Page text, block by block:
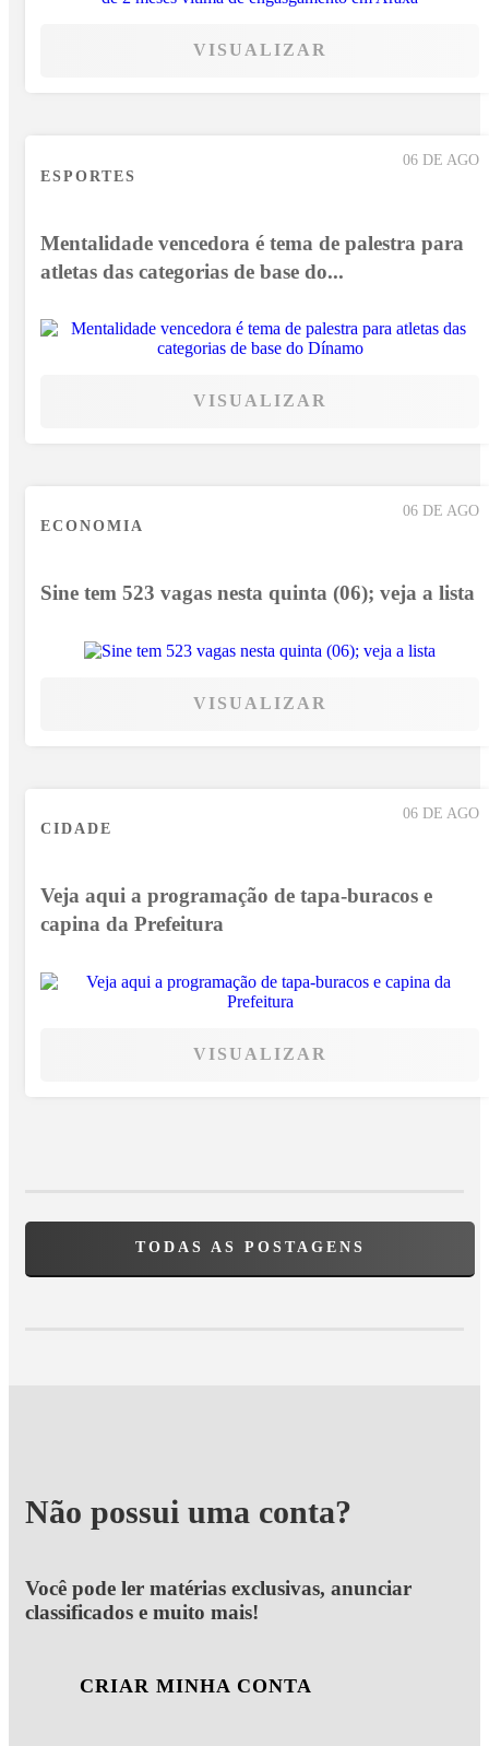
VISUALIZAR
06 DE AGO
ESPORTES
Mentalidade vencedora é tema de palestra para
atletas das categorias de base do...
VISUALIZAR
06 DE AGO
ECONOMIA
Sine tem 523 vagas nesta quinta (06); veja a lista
VISUALIZAR
06 DE AGO
CIDADE
Veja aqui a programação de tapa-buracos e
capina da Prefeitura
VISUALIZAR
TODAS AS POSTAGENS
Não possui uma conta?
Você pode ler matérias exclusivas, anunciar
classificados e muito mais!
CRIAR MINHA CONTA